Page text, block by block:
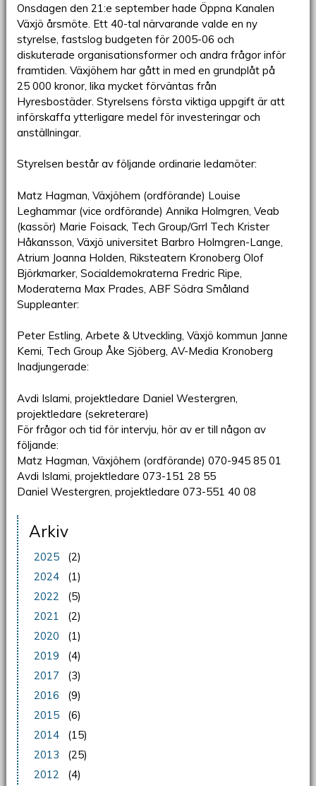
Onsdagen den 21:e september hade Öppna Kanalen
Växjö årsmöte. Ett 40-tal närvarande valde en ny
styrelse, fastslog budgeten för 2005-06 och
diskuterade organisationsformer och andra frågor inför
framtiden. Växjöhem har gått in med en grundplåt på
25 000 kronor, lika mycket förväntas från
Hyresbostäder. Styrelsens första viktiga uppgift är att
införskaffa ytterligare medel för investeringar och
anställningar.
Styrelsen består av följande ordinarie ledamöter:
Matz Hagman, Växjöhem (ordförande) Louise
Leghammar (vice ordförande) Annika Holmgren, Veab
(kassör) Marie Foisack, Tech Group/Grrl Tech Krister
Håkansson, Växjö universitet Barbro Holmgren-Lange,
Atrium Joanna Holden, Riksteatern Kronoberg Olof
Björkmarker, Socialdemokraterna Fredric Ripe,
Moderaterna Max Prades, ABF Södra Småland
Suppleanter:
Peter Estling, Arbete & Utveckling, Växjö kommun Janne
Kemi, Tech Group Åke Sjöberg, AV-Media Kronoberg
Inadjungerade:
Avdi Islami, projektledare Daniel Westergren,
projektledare (sekreterare)
För frågor och tid för intervju, hör av er till någon av
följande:
Matz Hagman, Växjöhem (ordförande) 070-945 85 01
Avdi Islami, projektledare 073-151 28 55
Daniel Westergren, projektledare 073-551 40 08
Arkiv
2025
(2)
2024
(1)
2022
(5)
2021
(2)
2020
(1)
2019
(4)
2017
(3)
2016
(9)
2015
(6)
2014
(15)
2013
(25)
2012
(4)